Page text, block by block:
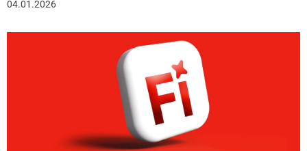
04.01.2026